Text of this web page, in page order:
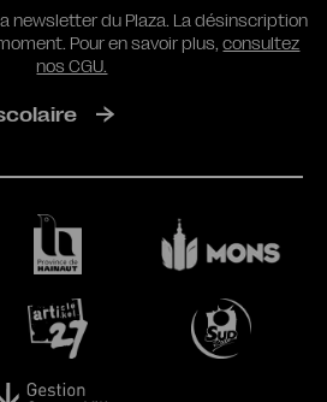
RGPD
newsletter du Plaza. La désinscription
Pour en savoir plus,consultez
nos CGU.